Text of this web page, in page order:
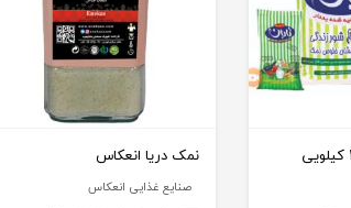
نمک دریا انعکاس
صنایع غذایی انعکاس